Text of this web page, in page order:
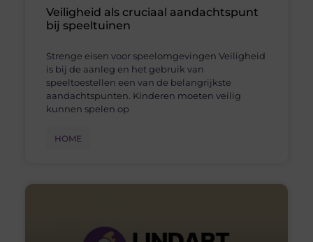
Veiligheid als cruciaal aandachtspunt
bij speeltuinen
Strenge eisen voor speelomgevingen Veiligheid
is bij de aanleg en het gebruik van
speeltoestellen een van de belangrijkste
aandachtspunten. Kinderen moeten veilig
kunnen spelen op
HOME